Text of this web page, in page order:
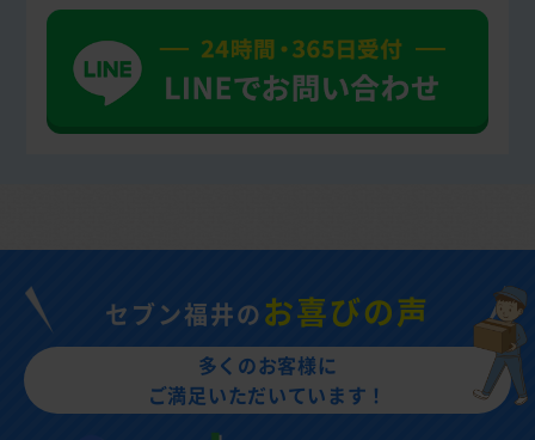
セブン福井のお喜びの声
多くのお客様に
ご満足いただいています！